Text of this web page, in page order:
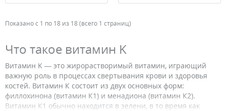
Показано с 1 по 18 из 18 (всего 1 страниц)
Что такое витамин K
Витамин K — это жирорастворимый витамин, играющий
важную роль в процессах свертывания крови и здоровья
костей. Витамин К состоит из двух основных форм:
филлохинона (витамин К1) и менадиона (витамин К2).
Витамин К1 обычно находится в зелени, в то время как